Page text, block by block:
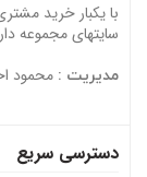
با یکبار خرید
سایتهای مجموعه
مدیریت : محمود احمدی
دسترسی سریع